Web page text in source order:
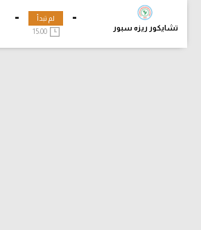
-
تشايكور ريزه سبور
- لم تبدأ
15:00